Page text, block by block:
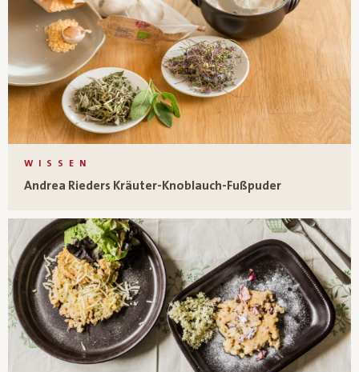
WISSEN
Andrea Rieders Kräuter-Knoblauch-Fußpuder